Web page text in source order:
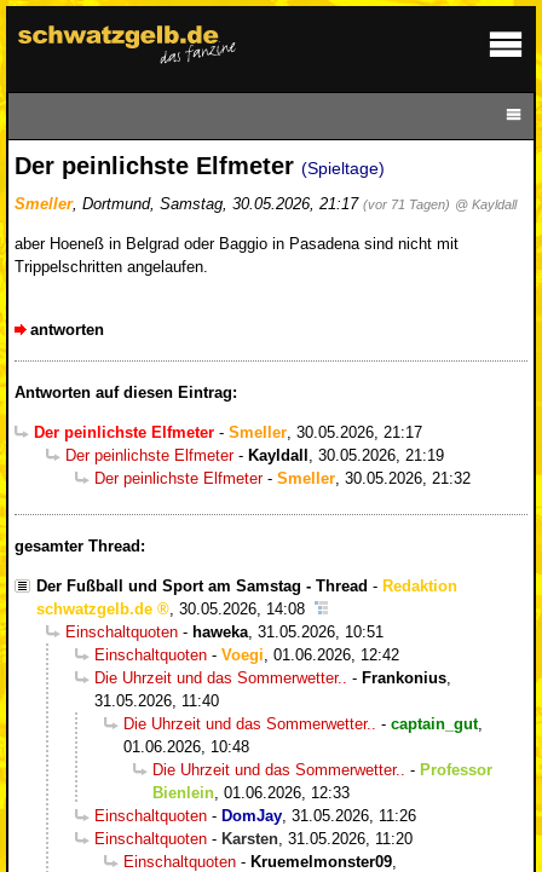
Der peinlichste Elfmeter (Spieltage)
Smeller, Dortmund, Samstag, 30.05.2026, 21:17 (vor 71 Tagen) @ Kayldall
aber Hoeneß in Belgrad oder Baggio in Pasadena sind nicht mit
Trippelschritten angelaufen.
antworten
Antworten auf diesen Eintrag:
Der peinlichste Elfmeter - Smeller, 30.05.2026, 21:17
Der peinlichste Elfmeter- Kayldall , 30.05.2026, 21:19
Der peinlichste Elfmeter- Smeller, 30.05.2026, 21:32
gesamter Thread:
Der Fußball und Sport am Samstag - Thread - Redaktion
schwatzgelb.de
30.05.2026, 14:08
Einschaltquoten - haweka 31.05.2026, 10:51
Einschaltquoten - Voegi 01.06.2026, 12:42
Die Uhrzeit und das Sommerwetter..
- Frankonius
31.05.2026, 11:40
Die Uhrzeit und das Sommerwetter..
- captain_gut,
01.06.2026, 10:48
Die Uhrzeit und das Sommerwetter..
- Professor
Bienlein 01.06.2026, 12:33
Einschaltquoten - DomJay 31.05.2026, 11:26
Einschaltquoten - Karsten 31.05.2026, 11:20
Einschaltquoten - Kruemelmonster09